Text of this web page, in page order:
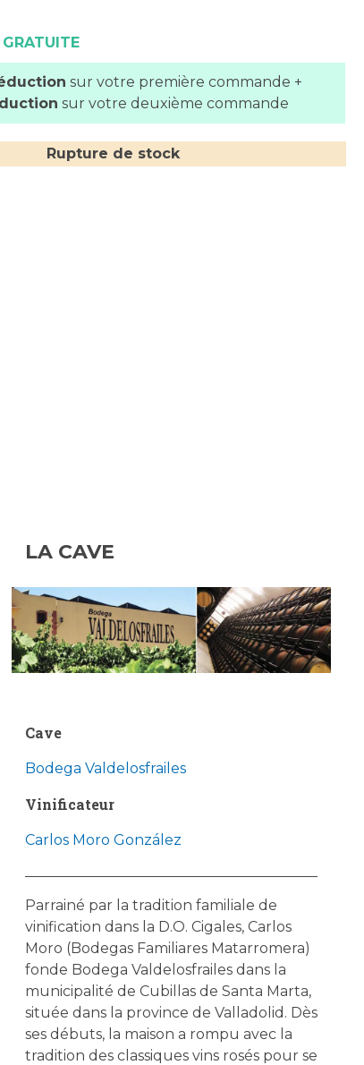
sur votre première commande +
sur votre deuxième commande
Rupture de stock
LA CAVE
Cave
Bodega Valdelosfrailes
Vinificateur
Carlos Moro González
Parrainé par la tradition familiale de
vinification dans la D.O. Cigales, Carlos
Moro (Bodegas Familiares Matarromera)
fonde Bodega Valdelosfrailes dans la
municipalité de Cubillas de Santa Marta,
située dans la province de Valladolid. Dès
ses débuts, la maison a rompu avec la
tradition des classiques vins rosés pour se